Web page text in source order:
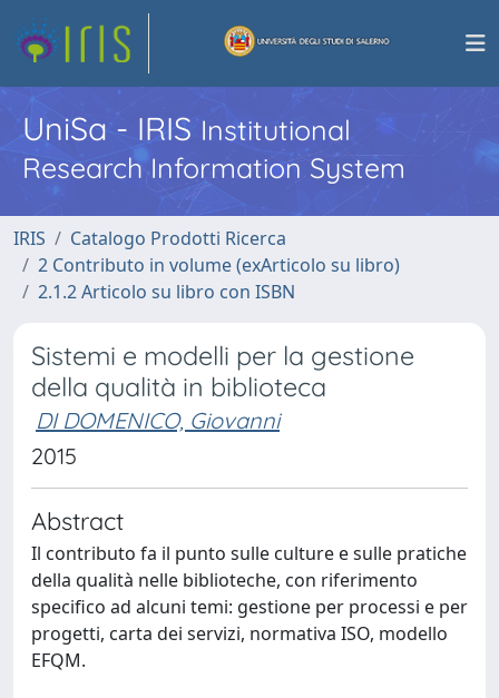
UniSa - IRISInstitutional
Research Information System
IRIS
Catalogo Prodotti Ricerca
2 Contributo in volume (exArticolo su libro)
2.1.2 Articolo su libro con ISBN
Sistemi e modelli per la gestione
della qualità in biblioteca
DI DOMENICO, Giovanni
2015
Abstract
Il contributo fa il punto sulle culture e sulle pratiche
della qualità nelle biblioteche, con riferimento
specifico ad alcuni temi: gestione per processi e per
progetti, carta dei servizi, normativa ISO, modello
EFQM.